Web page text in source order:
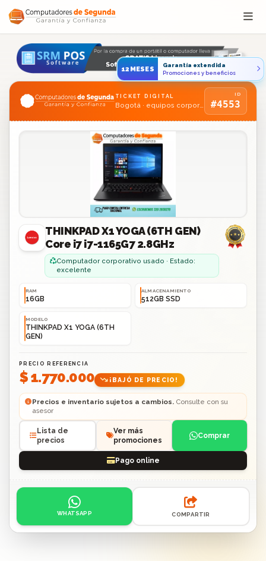
Saltar al contenido
TICKET DIGITAL
Bogotá · equipos corporativos usados
ID
#4553
THINKPAD X1 YOGA (6TH GEN)
Core i7 i7-1165G7 2.8GHz
Computador corporativo usado · Estado:
excelente
RAM
16GB
ALMACENAMIENTO
512GB SSD
MODELO
THINKPAD X1 YOGA (6TH
GEN)
PRECIO REFERENCIA
$ 1.770.000 ¡BAJÓ DE PRECIO!
Precios e inventario sujetos a cambios.Consulte con su
asesor
Lista de
precios
Ver más
promociones
Comprar
Pago online
Acciones: contacto por WhatsApp o compartir enlace.
WHATSAPP COMPARTIR
12MESES
Garantía extendida
Promociones y beneficios